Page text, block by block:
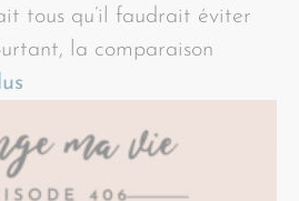
tous qu’il faudrait éviter
la comparaison